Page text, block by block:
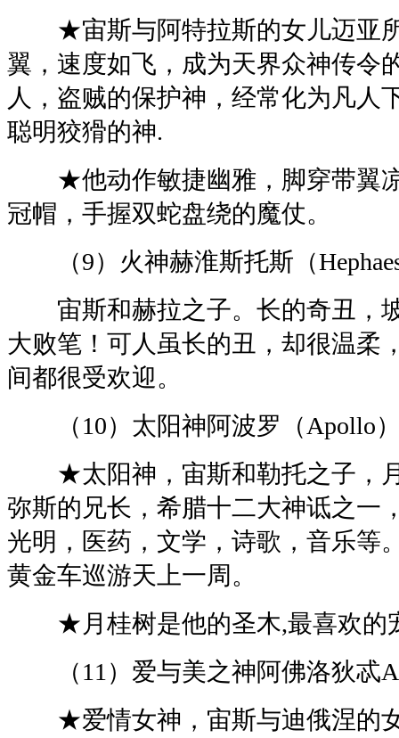
★宙斯与阿特拉斯的女儿迈亚所
翼，速度如飞，成为天界众神传令
人，盗贼的保护神，经常化为凡人
聪明狡猾的神.
★他动作敏捷幽雅，脚穿带翼凉
冠帽，手握双蛇盘绕的魔仗。
（9）火神赫淮斯托斯（
宙斯和赫拉之子。长的奇丑，
大败笔！可人虽长的丑，却很温柔
间都很受欢迎。
（10）太阳神阿波罗（Apollo
★太阳神，宙斯和勒托之子，月
弥斯的兄长，希腊十二大神诋之一
光明，医药，文学，诗歌，音乐等
黄金车巡游天上一周。
★月桂树是他的圣木,最喜欢的
（11）爱与美之神阿佛洛狄忒
★爱情女神，宙斯与迪俄涅的女